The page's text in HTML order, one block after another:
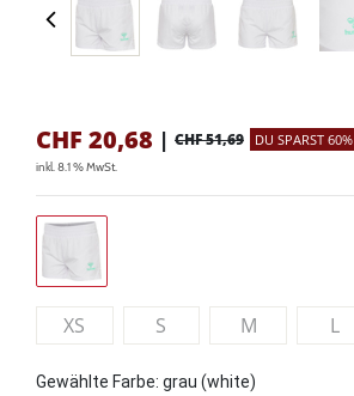
CHF 20,68 | CHF 51,69 DU SPARST 60%
inkl. 8.1 % MwSt.
XS S M L
Gewählte Farbe: grau (white)